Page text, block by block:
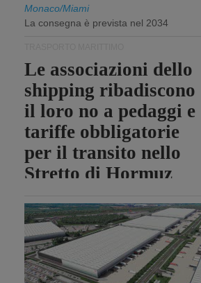
Monaco/Miami
La consegna è prevista nel 2034
Le associazioni dello
shipping ribadiscono
il loro no a pedaggi e
tariffe obbligatorie
per il transito nello
Stretto di Hormuz